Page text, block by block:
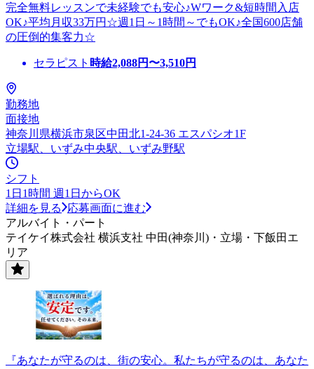
完全無料レッスンで未経験でも安心♪Wワーク&短時間入店
OK♪平均月収33万円☆週1日～1時間～でもOK♪全国600店舗
の圧倒的集客力☆
セラピスト 時給2,088円〜3,510円
勤務地
面接地
神奈川県横浜市泉区中田北1-24-36 エスパシオ1F
立場駅、いずみ中央駅、いずみ野駅
シフト
1日1時間 週1日からOK
詳細を見る
応募画面に進む
アルバイト・パート
テイケイ株式会社 横浜支社 中田(神奈川)・立場・下飯田エ
リア
『あなたが守るのは、街の安心。私たちが守るのは、あなた